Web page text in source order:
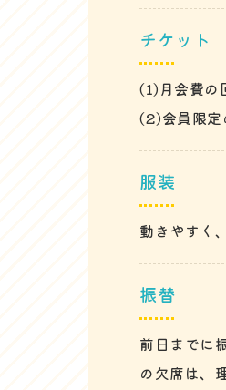
チケット
(1)月会費の
(2)会員限定
服装
動きやすく
振替
前日までに
の欠席は、